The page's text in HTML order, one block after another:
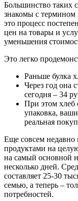
Большинство таких
знакомы с
это процесс
цен на товары и
уменьшения
Это легко
Раньше булка
Через год она
сегодня – 34
При этом хлеб
упаковка,
реальная
Еще совсем недавно
продуктами на
на самый основной
несколько дней.
составляет 25-30
семью, а теперь –
потребностей.